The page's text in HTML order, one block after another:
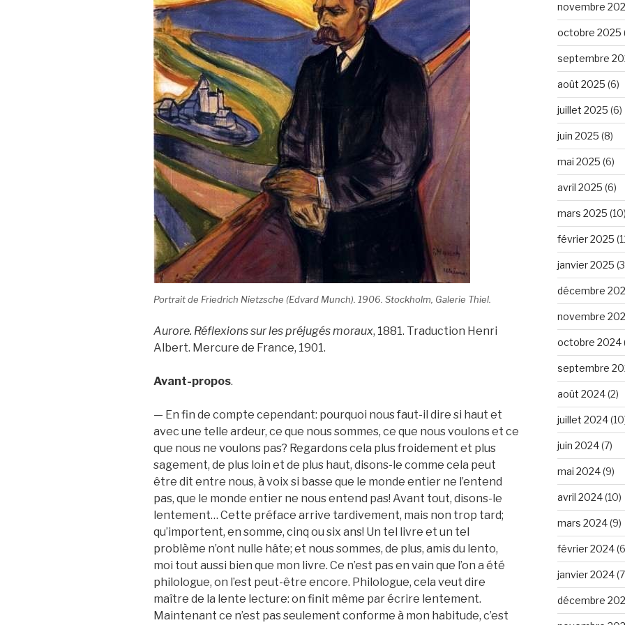
Portrait de Friedrich Nietzsche (Edvard Munch). 1906. Stockholm, Galerie Thiel.
Aurore. Réflexions sur les préjugés moraux, 1881. Traduction Henri
Albert. Mercure de France, 1901.
Avant-propos.
— En fin de compte cependant: pourquoi nous faut-il dire si haut et
avec une telle ardeur, ce que nous sommes, ce que nous voulons et ce
que nous ne voulons pas? Regardons cela plus froidement et plus
sagement, de plus loin et de plus haut, disons-le comme cela peut
être dit entre nous, à voix si basse que le monde entier ne l’entend
pas, que le monde entier ne nous entend pas! Avant tout, disons-le
lentement… Cette préface arrive tardivement, mais non trop tard;
qu’importent, en somme, cinq ou six ans! Un tel livre et un tel
problème n’ont nulle hâte; et nous sommes, de plus, amis du lento,
moi tout aussi bien que mon livre. Ce n’est pas en vain que l’on a été
philologue, on l’est peut-être encore. Philologue, cela veut dire
maître de la lente lecture: on finit même par écrire lentement.
Maintenant ce n’est pas seulement conforme à mon habitude, c’est
novembre
octobre 2025
septembre
août 2025 (6)
juillet 2025 (6)
juin 2025 (8)
mai 2025 (6)
avril 2025 (6)
mars 2025 (10)
février 2025
janvier 2025
décembre
novembre
octobre 2024
septembre
août 2024(2)
juillet 2024
juin 2024(7)
mai 2024(9)
avril 2024(10)
mars 2024(9)
février 2024
janvier 2024
décembre